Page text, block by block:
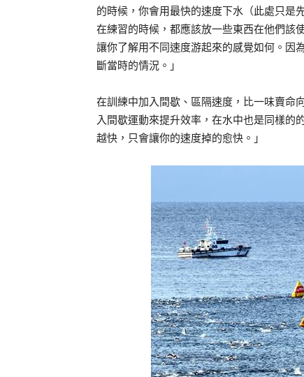
的時候，你會用最快的速度下水（此處只是
在練習的時候，都應該放一些東西在他們該
讓你了解用不同速度游起來的感覺如何。因
斷當時的情況。」
在訓練中加入間歇、區隔速度，比一味賣命
入間歇運動來提升效率，在水中也是同樣的
越快，只會讓你的速度掉的愈快。」